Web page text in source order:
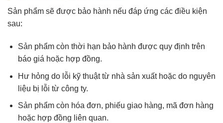
Sản phẩm sẽ được bảo hành nếu đáp ứng các điều kiện
sau:
Sản phẩm còn thời hạn bảo hành được quy định trên
báo giá hoặc hợp đồng.
Hư hỏng do lỗi kỹ thuậttừ nhà sản xuất hoặc do nguyên
liệu bị lỗi từ công ty.
Sản phẩm còn hóa đơn, phiếu giao hàng, mã đơn hàng
hoặc hợp đồng liên quan.